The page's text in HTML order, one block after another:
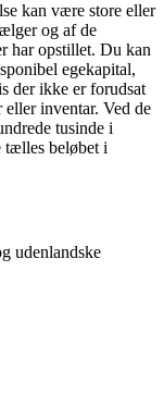
kan være store eller
og af de
har opstillet. Du kan
egekapital,
der ikke er forudsat
inventar. Ved de
tusinde i
tælles beløbet i
udenlandske